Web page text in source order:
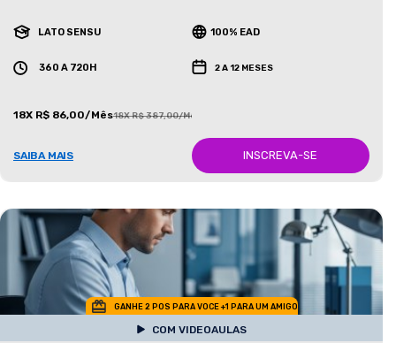
LATO SENSU 100% EAD
360 A 720H 2 A 12 MESES
18X R$ 86,00/Mês18X R$ 387,00/Mês
SAIBA MAIS INSCREVA-SE
GANHE 2 POS PARA VOCE +1 PARA UM AMIGO
COM VIDEOAULAS